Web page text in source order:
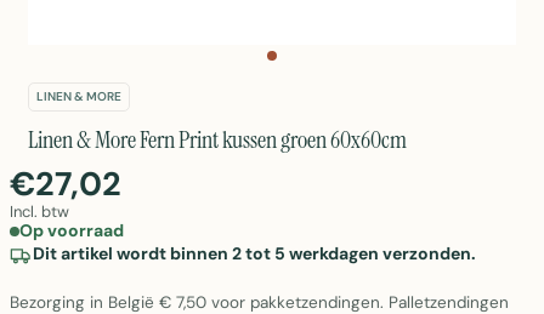
LINEN & MORE
Linen & More Fern Print kussen groen 60x60cm
€27,02
Incl. btw
Op voorraad
Dit artikel wordt binnen 2 tot 5 werkdagen verzonden.
Bezorging in België € 7,50 voor pakketzendingen. Palletzendingen